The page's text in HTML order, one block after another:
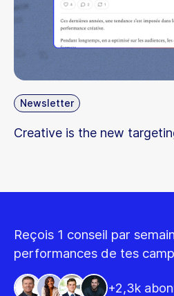
méthode pour identifier
exploitable.
Newsletter
Creative is the new
Reçois 1 conseil par
performances de tes
+2,3k